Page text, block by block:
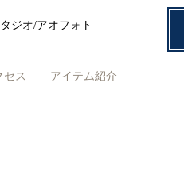
ジオ/アオフォト
セス アイテム紹介